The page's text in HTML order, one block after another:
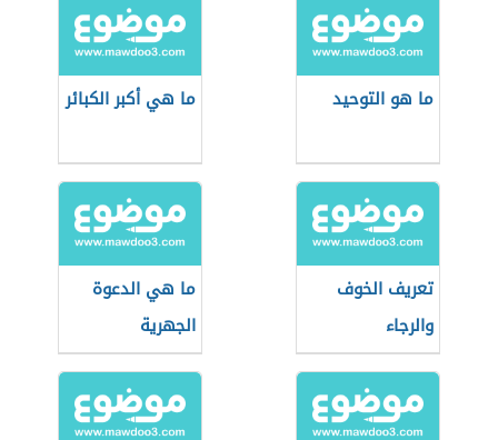
ما هو التوحيد ما هي أكبر الكبائر
تعريف الخوف
والرجاء
ما هي الدعوة
الجهرية